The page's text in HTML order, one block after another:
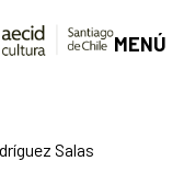
MENÚ
Salas